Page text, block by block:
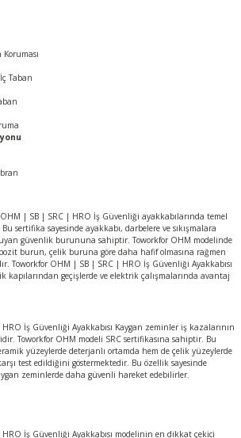
Taban
OHM | SB | SRC | HRO İş Güvenliği ayakkabılarında temel
sertifika sayesinde ayakkabı, darbelere ve sıkışmalara
güvenlik burununa sahiptir. Toworkfor OHM modelinde
burun, çelik buruna göre daha hafif olmasına rağmen
Toworkfor OHM | SB | SRC | HRO İş Güvenliği Ayakkabısı
kapılarından geçişlerde ve elektrik çalışmalarında avantaj
İş Güvenliği Ayakkabısı Kaygan zeminler iş kazalarının
Toworkfor OHM modeli SRC sertifikasına sahiptir. Bu
yüzeylerde deterjanlı ortamda hem de çelik yüzeylerde
test edildiğini göstermektedir. Bu özellik sayesinde
zeminlerde daha güvenli hareket edebilirler.
İş Güvenliği Ayakkabısı modelinin en dikkat çekici